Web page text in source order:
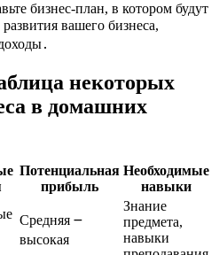
бизнес-план, в котором будут
вашего бизнеса,
некоторых
в домашних
Потенциальная
прибыль
Необходимые
навыки
Средняя ౼
высокая
Знание
предмета,
навыки